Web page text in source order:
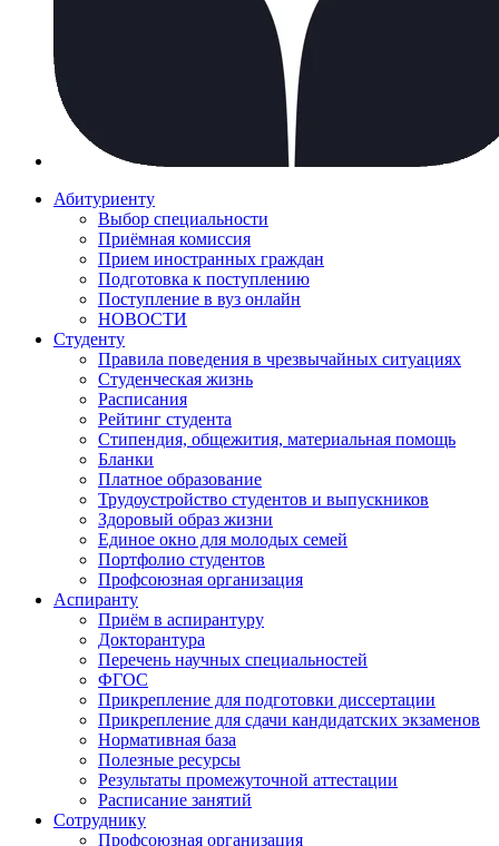
Абитуриенту
Выбор специальности
Приёмная комиссия
Прием иностранных граждан
Подготовка к поступлению
Поступление в вуз онлайн
НОВОСТИ
Студенту
Правила поведения в чрезвычайных ситуациях
Студенческая жизнь
Расписания
Рейтинг студента
Стипендия, общежития, материальная помощь
Бланки
Платное образование
Трудоустройство студентов и выпускников
Здоровый образ жизни
Единое окно для молодых семей
Портфолио студентов
Профсоюзная организация
Аспиранту
Приём в аспирантуру
Докторантура
Перечень научных специальностей
ФГОС
Прикрепление для подготовки диссертации
Прикрепление для сдачи кандидатских экзаменов
Нормативная база
Полезные ресурсы
Результаты промежуточной аттестации
Расписание занятий
Сотруднику
Профсоюзная организация